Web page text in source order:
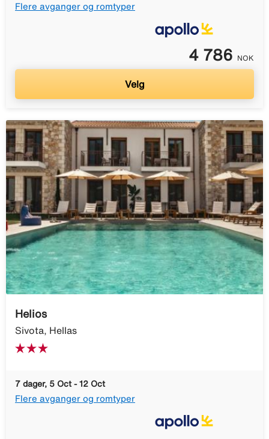
Flere avganger og romtyper
4 786 NOK
Velg
Helios
Sivota, Hellas
7 dager, 5 Oct - 12 Oct
Flere avganger og romtyper